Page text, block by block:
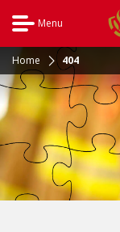
Menu
Home 404